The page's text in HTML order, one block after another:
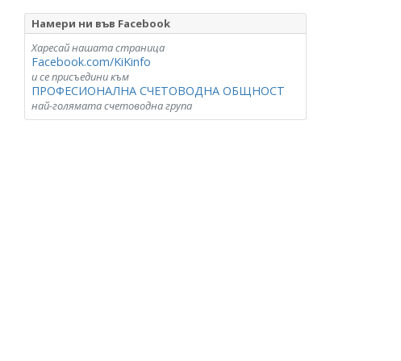
Намери ни във Facebook
Харесай нашата страница
Facebook.com/KiKinfo
и се присъедини към
ПРОФЕСИОНАЛНА СЧЕТОВОДНА ОБЩНОСТ
най-голямата счетоводна група